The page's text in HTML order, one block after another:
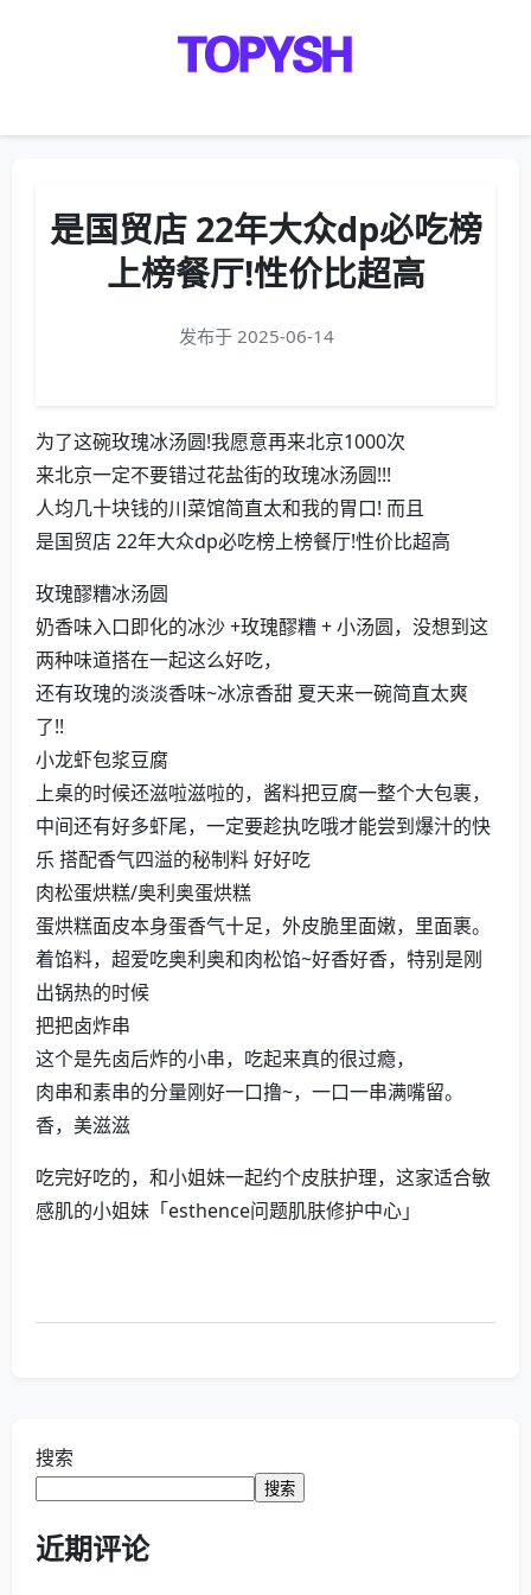
是国贸店 22年大众dp必吃榜
上榜餐厅!性价比超高
发布于 2025-06-14
为了这碗玫瑰冰汤圆!我愿意再来北京1000次
来北京一定不要错过花盐街的玫瑰冰汤圆!!!
人均几十块钱的川菜馆简直太和我的胃口! 而且
是国贸店 22年大众dp必吃榜上榜餐厅!性价比超高
玫瑰醪糟冰汤圆
奶香味入口即化的冰沙 +玫瑰醪糟 + 小汤圆，没想到这
两种味道搭在一起这么好吃，
还有玫瑰的淡淡香味~冰凉香甜 夏天来一碗简直太爽
了!!
小龙虾包浆豆腐
上桌的时候还滋啦滋啦的，酱料把豆腐一整个大包裹，
中间还有好多虾尾，一定要趁执吃哦才能尝到爆汁的快
乐 搭配香气四溢的秘制料 好好吃
肉松蛋烘糕/奥利奥蛋烘糕
蛋烘糕面皮本身蛋香气十足，外皮脆里面嫩，里面裹。
着馅料，超爱吃奥利奥和肉松馅~好香好香，特别是刚
出锅热的时候
把把卤炸串
这个是先卤后炸的小串，吃起来真的很过瘾，
肉串和素串的分量刚好一口撸~，一口一串满嘴留。
香，美滋滋
吃完好吃的，和小姐妹一起约个皮肤护理，这家适合敏
感肌的小姐妹「esthence问题肌肤修护中心」
搜索
搜索
近期评论